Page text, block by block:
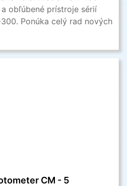
obľúbené prístroje sérií
Ponúka celý rad nových
CM - 5